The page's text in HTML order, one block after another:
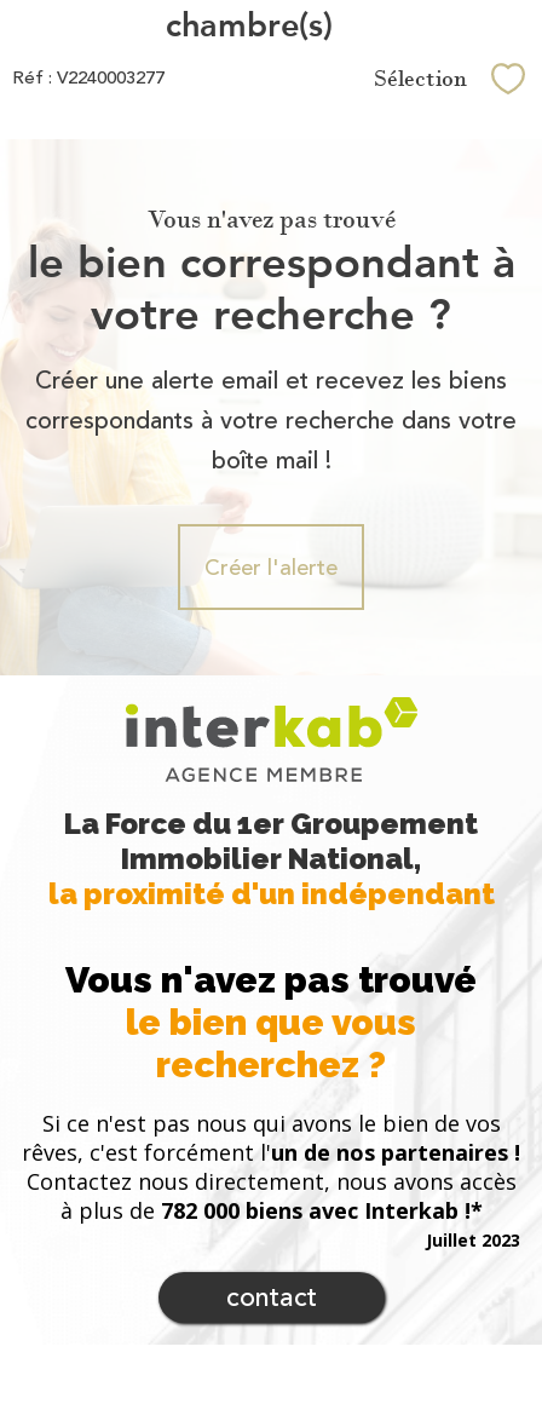
chambre(s)
Réf : V2240003277 Sélection
Vous n'avez pas trouvé
le bien correspondant à
votre recherche ?
Créer une alerte email et recevez les biens
correspondants à votre recherche dans votre
boîte mail !
Créer l'alerte
La Force du 1er Groupement
Immobilier National,
la proximité d'un indépendant
Vous n'avez pas trouvé
le bien que vous
recherchez ?
Si ce n'est pas nous qui avons le bien de vos
rêves, c'est forcément l'un de nos partenaires !
Contactez nous directement, nous avons accès
à plus de 782 000 biens avec Interkab !*
contact
Juillet 2023